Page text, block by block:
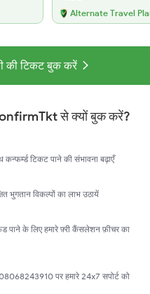
Alternate Travel
की टिकट बुक करें
से क्यों बुक करें?
टिकट पाने की संभावना बढ़ाएँ
भुगतान विकल्पों का लाभ उठायें
पाने के लिए हमारे फ़्री कैंसलेशन फ़ीचर का
पर हमारे 24x7 सपोर्ट को